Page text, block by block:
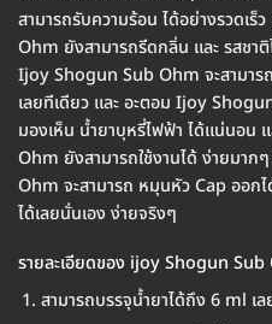
สามารถรับความร้อน ได้อย่างรวดเ
Ohm ยังสามารถรีดกลิ่น และ รสชา
Ijoy Shogun Sub Ohm จะสามาร
เลยทีเดียว และ อะตอม Ijoy
มองเห็น น้ำยาบุหรี่ไฟฟ้า ได้แน่นอน
Ohm ยังสามารถใช้งานได้ ง่ายมา
Ohm จะสามารถ หมุนหัว Cap ออก
ได้เลยนั่นเอง ง่ายจริงๆ
รายละเอียดของ ijoy Shogun Sub
สามารถบรรจุน้ำยาได้ถึง 6 ml เล